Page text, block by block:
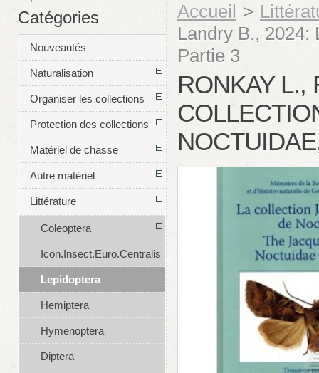
Accueil >
Landry B., 2024:
Partie 3
RONKAY L.,
Catégories
Nouveautés
Naturalisation
Organiser les collections
Protection des collections
Matériel de chasse
Autre matériel
Littérature
Coleoptera
Icon.Insect.Euro.Centralis
Lepidoptera
Hemiptera
Hymenoptera
Diptera